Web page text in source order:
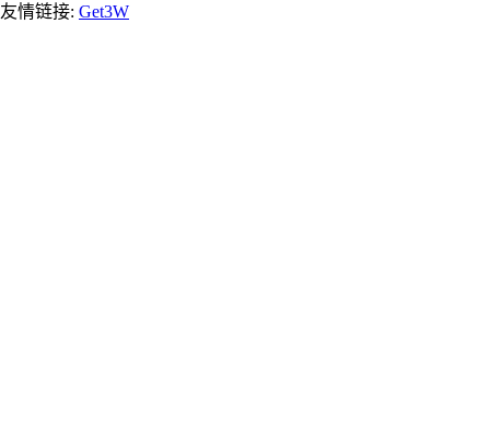
友情链接: Get3W